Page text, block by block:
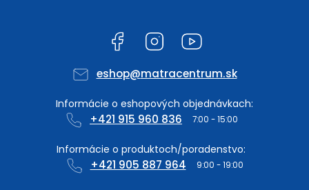
Facebook Instagram
eshop@matracentrum.sk
+421 915 960 836
+421 905 887 964